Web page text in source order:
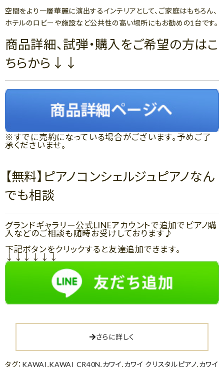
空間をより一層華麗に演出するインテリアとして、ご家庭はもちろん、
ホテルのロビーや施設など公共性の高い場所にもお勧めの1台です。
商品詳細、試弾・購入をご希望の方はこ
ちらから↓↓
※すでに売約になっている場合がございます。予めご了
承くださいませ。
【無料】ピアノコンシェルジュピアノなん
でも相談
グランドギャラリー公式LINEアカウントで追加でピアノ購
入などのご相談も随時お受けしております♪
下記ボタンをクリックすると友達追加できます。
↓↓↓↓↓↓
さらに詳しく
タグ： KAWAI,KAWAI CR40N,カワイ,カワイ クリスタルピアノ,カワイ